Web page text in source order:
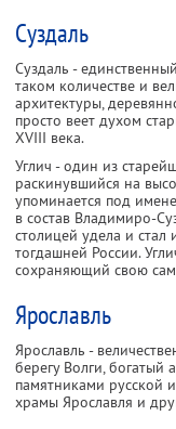
Суздаль
Суздаль -
таком количестве и
архитектуры,
просто веет духом
XVIII века.
Углич - один из
раскинувшийся на
упоминается под
в состав Владимиро-
столицей удела и
тогдашней России.
сохраняющий свою
Ярославль
Ярославль -
берегу Волги, богатый
памятниками русской
храмы Ярославля и